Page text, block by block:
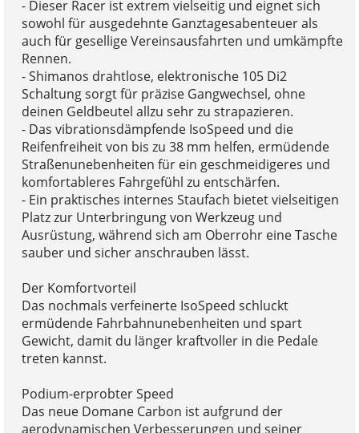
- Dieser Racer ist extrem vielseitig und eignet sich
sowohl für ausgedehnte Ganztagesabenteuer als
auch für gesellige Vereinsausfahrten und umkämpfte
Rennen.
- Shimanos drahtlose, elektronische 105 Di2
Schaltung sorgt für präzise Gangwechsel, ohne
deinen Geldbeutel allzu sehr zu strapazieren.
- Das vibrationsdämpfende IsoSpeed und die
Reifenfreiheit von bis zu 38 mm helfen, ermüdende
Straßenunebenheiten für ein geschmeidigeres und
komfortableres Fahrgefühl zu entschärfen.
- Ein praktisches internes Staufach bietet vielseitigen
Platz zur Unterbringung von Werkzeug und
Ausrüstung, während sich am Oberrohr eine Tasche
sauber und sicher anschrauben lässt.
Der Komfortvorteil
Das nochmals verfeinerte IsoSpeed schluckt
ermüdende Fahrbahnunebenheiten und spart
Gewicht, damit du länger kraftvoller in die Pedale
treten kannst.
Podium-erprobter Speed
Das neue Domane Carbon ist aufgrund der
aerodynamischen Verbesserungen und seiner